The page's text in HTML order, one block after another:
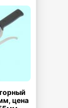
цена